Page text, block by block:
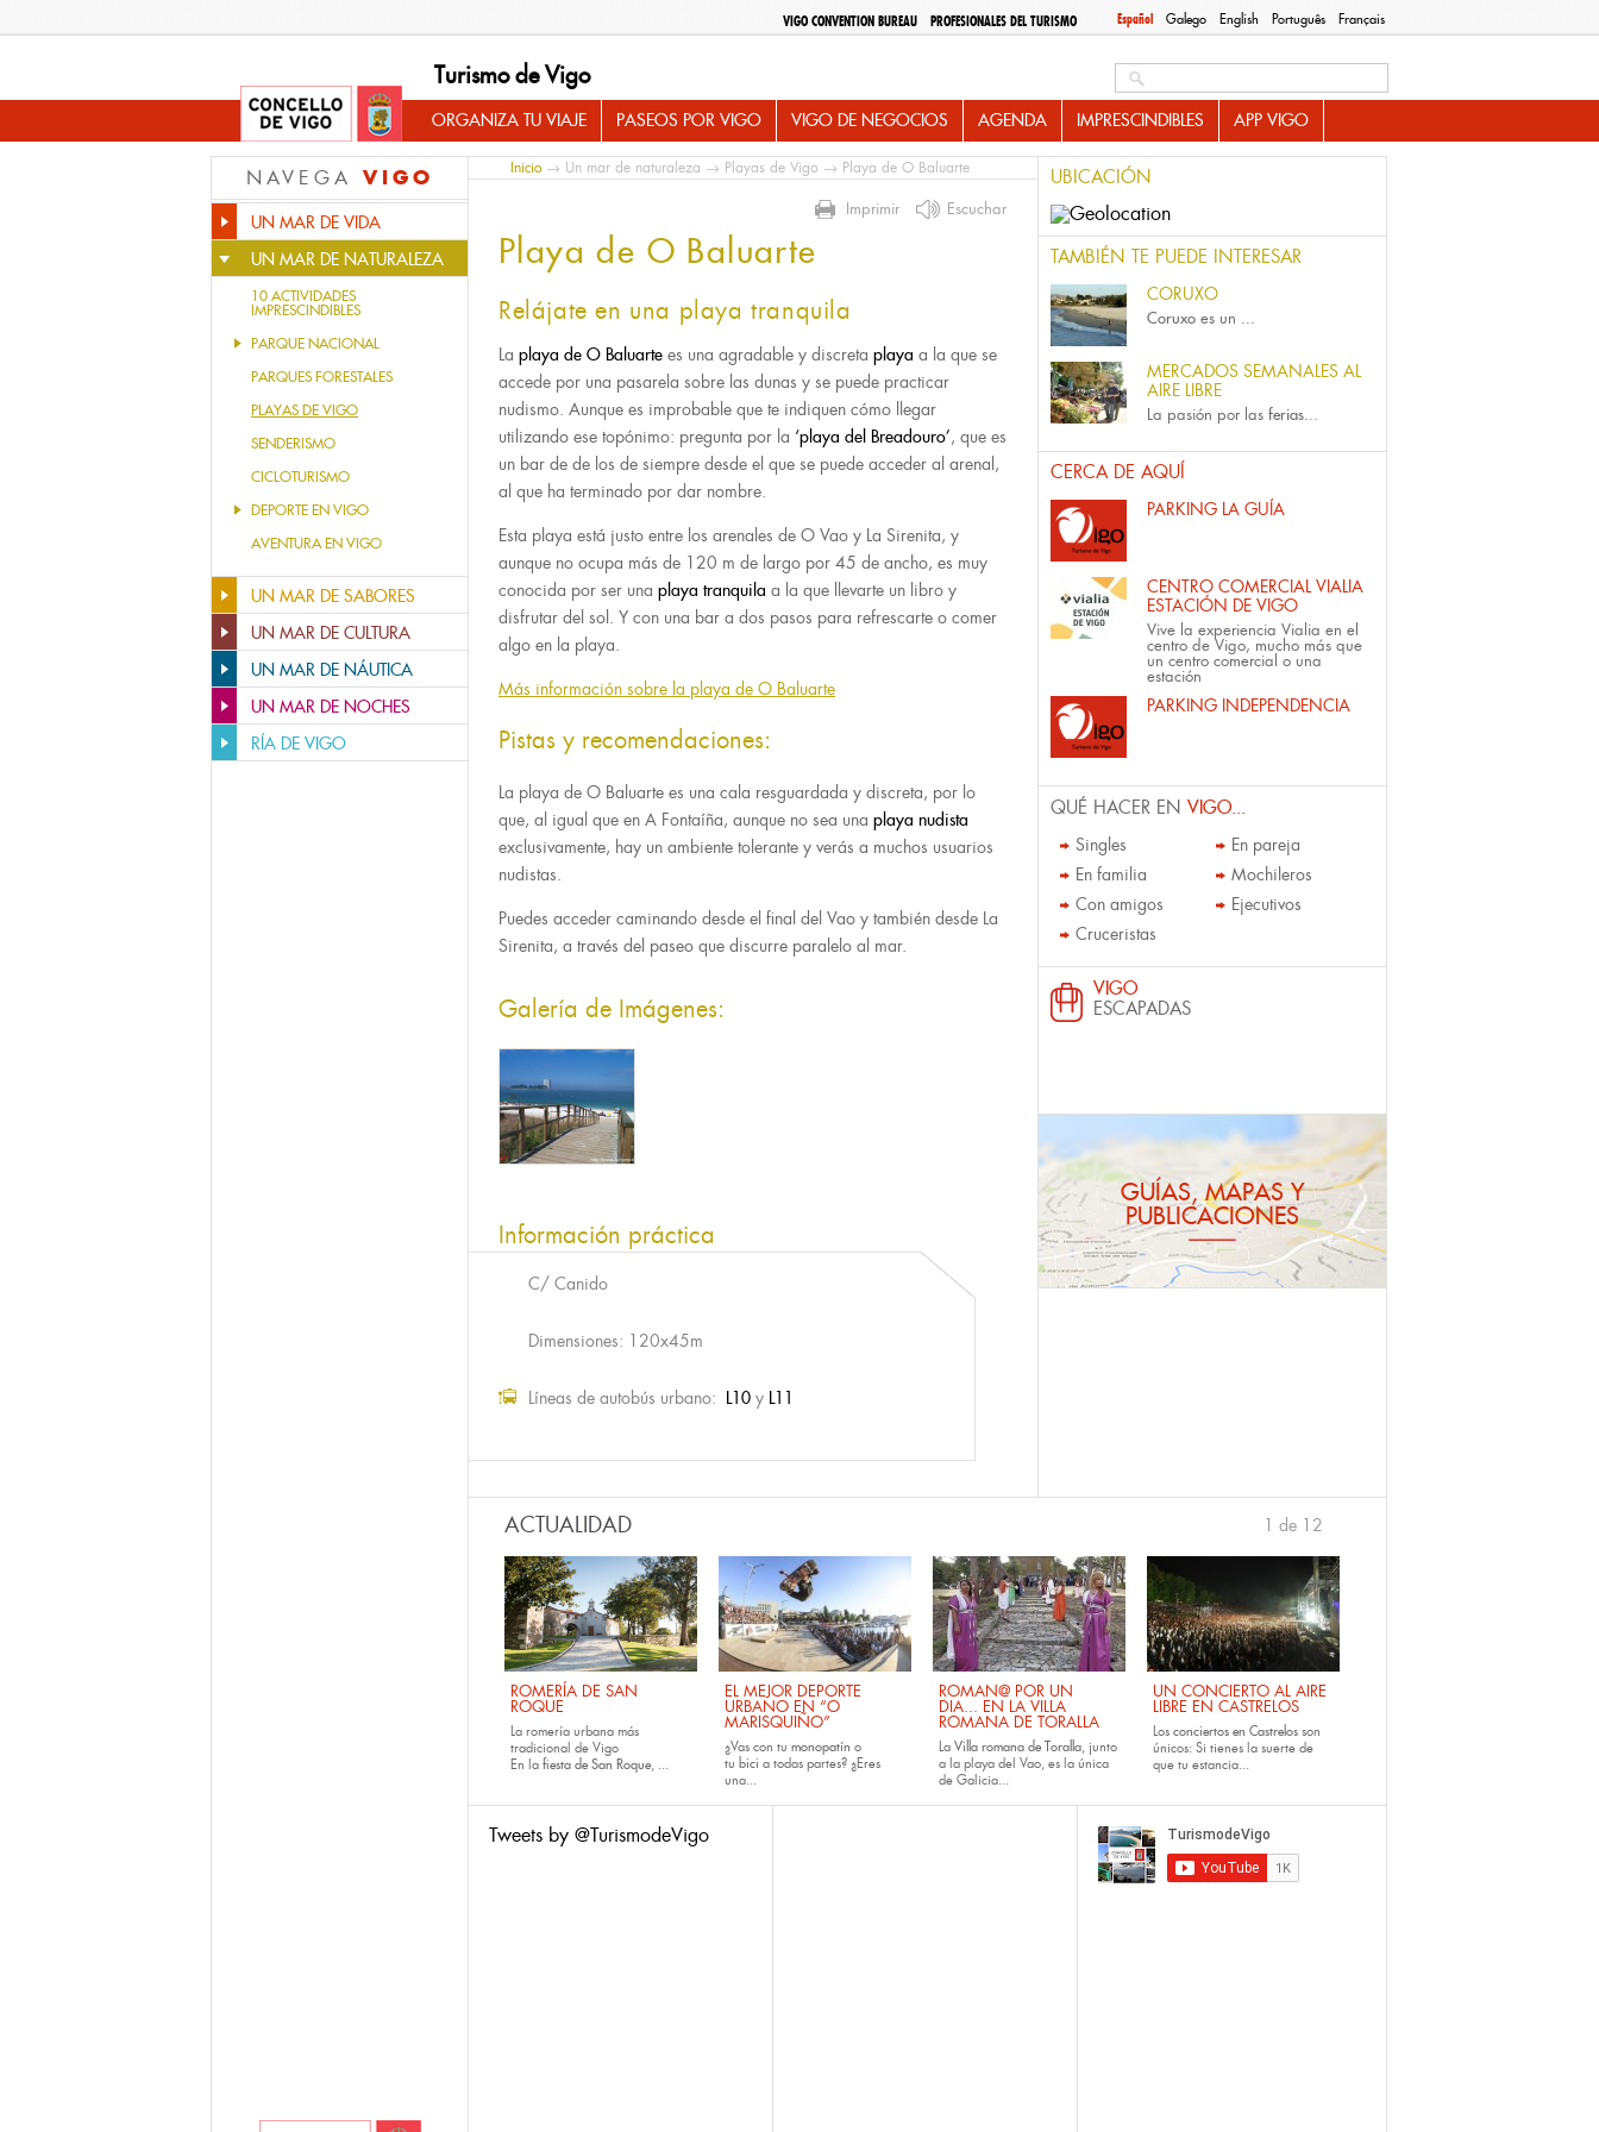
Español Galego English Português Français
VIGO CONVENTION BUREAU PROFESIONALES DEL TURISMO
Turismo de Vigo
ORGANIZA TU VIAJE PASEOS POR VIGO VIGO DE NEGOCIOS AGENDA IMPRESCINDIBLES APP VIGO
NAVEGA VIGO
UN MAR DE VIDA
UN MAR DE NATURALEZA
10 ACTIVIDADES
IMPRESCINDIBLES
PARQUE NACIONAL
PARQUES FORESTALES
PLAYAS DE VIGO
SENDERISMO
CICLOTURISMO
DEPORTE EN VIGO
AVENTURA EN VIGO
UN MAR DE SABORES
UN MAR DE CULTURA
UN MAR DE NÁUTICA
UN MAR DE NOCHES
RÍA DE VIGO
Inicio→ Un mar de naturaleza → Playas de Vigo → Playa de O Baluarte
Imprimir Escuchar
Playa de O Baluarte
Relájate en una playa tranquila
La playa de O Baluarte es una agradable y discreta playa a la que se
accede por una pasarela sobre las dunas y se puede practicar
nudismo. Aunque es improbable que te indiquen cómo llegar
utilizando ese topónimo: pregunta por la ‘playa del Breadouro’, que es
un bar de de los de siempre desde el que se puede acceder al arenal,
al que ha terminado por dar nombre.
Esta playa está justo entre los arenales de O Vao y La Sirenita, y
aunque no ocupa más de 120 m de largo por 45 de ancho, es muy
conocida por ser una playa tranquila a la que llevarte un libro y
disfrutar del sol. Y con una bar a dos pasos para refrescarte o comer
algo en la playa.
Más información sobre la playa de O Baluarte
Pistas y recomendaciones:
La playa de O Baluarte es una cala resguardada y discreta, por lo
que, al igual que en A Fontaíña, aunque no sea una playa nudista
exclusivamente, hay un ambiente tolerante y verás a muchos usuarios
nudistas.
Puedes acceder caminando desde el final del Vao y también desde La
Sirenita, a través del paseo que discurre paralelo al mar.
Galería de Imágenes:
Información práctica
C/ Canido
Dimensiones: 120x45m
Líneas de autobús urbano: L10 y L11
UBICACIÓN
TAMBIÉN TE PUEDE INTERESAR
CORUXO
Coruxo es un ...
MERCADOS SEMANALES AL
AIRE LIBRE
La pasión por las ferias...
CERCA DE AQUÍ
PARKING LA GUÍA
CENTRO COMERCIAL VIALIA
ESTACIÓN DE VIGO
Vive la experiencia Vialia en el
centro de Vigo, mucho más que
un centro comercial o una
estación
PARKING INDEPENDENCIA
QUÉ HACER EN VIGO...
Singles
En pareja
En familia
Mochileros
Con amigos
Ejecutivos
Cruceristas
VIGO
ESCAPADAS
GUÍAS, MAPAS Y
PUBLICACIONES
ACTUALIDAD
ROMERÍA DE SAN
ROQUE
La romería urbana más
tradicional de Vigo
En la fiesta de San Roque, ...
EL MEJOR DEPORTE
URBANO EN “O
MARISQUIÑO”
¿Vas con tu monopatín o
tu bici a todas partes? ¿Eres
una...
ROMAN@ POR UN
DIA... EN LA VILLA
ROMANA DE TORALLA
La Villa romana de Toralla, junto
a la playa del Vao, es la única
de Galicia...
UN CONCIERTO AL AIRE
LIBRE EN CASTRELOS
Los conciertos en Castrelos son
únicos: Si tienes la suerte de
que tu estancia...
1 de 12
Tweets by @TurismodeVigo